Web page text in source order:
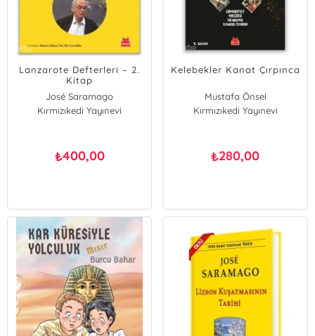
Lanzarote Defterleri – 2.
Kitap
José Saramago
Kırmızıkedi Yayınevi
₺400,00
Kelebekler Kanat Çırpınca
Mustafa Önsel
Kırmızıkedi Yayınevi
₺280,00